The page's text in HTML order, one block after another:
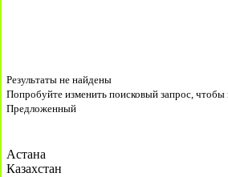
Результаты не найдены
Попробуйте изменить поисковый запрос,
Предложенный
Астана
Казахстан